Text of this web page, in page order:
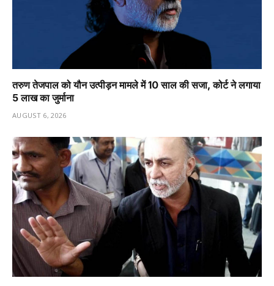
तरुण तेजपाल को यौन उत्पीड़न मामले में 10 साल की सजा, कोर्ट ने लगाया
₹5 लाख का जुर्माना
AUGUST 6, 2026